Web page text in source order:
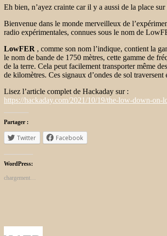
Eh bien, n’ayez crainte car il y a aussi de la place
Bienvenue dans le monde merveilleux de
radio expérimentales, connues sous le nom de
LowFER , comme son nom l’indique, contient la
le nom de bande de 1750 mètres, cette gamme de
de la terre. Cela peut facilement transporter même
de kilomètres. Ces signaux d’ondes de sol
Lisez l’article complet de Hackaday sur :
https://hackaday.com/2021/10/19/the-low-down-on-
Partager :
Twitter Facebook
WordPress:
chargement…